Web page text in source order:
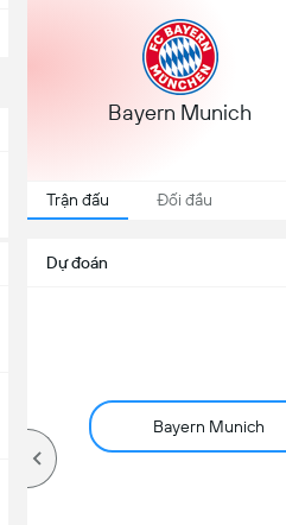
Bayern Munich
Trận đấu Đối đầu
Dự đoán
Bayern Munich